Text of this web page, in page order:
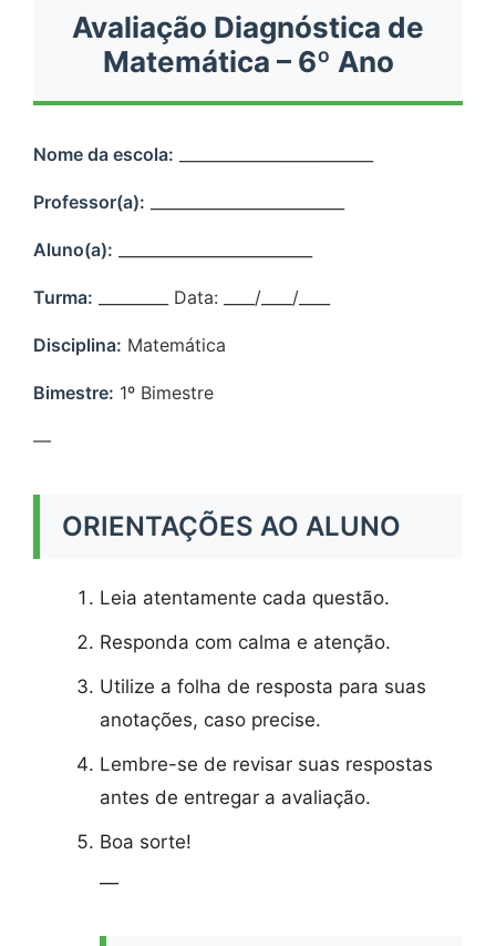
Avaliação Diagnóstica de
Matemática – 6º Ano
Nome da escola:
Professor(a):
Aluno(a):
Turma: _________ Data: ____/____/____
Disciplina: Matemática
Bimestre: 1º Bimestre
—
ORIENTAÇÕES AO ALUNO
Leia atentamente cada questão.
Responda com calma e atenção.
Utilize a folha de resposta para suas
anotações, caso precise.
Lembre-se de revisar suas respostas
antes de entregar a avaliação.
Boa sorte!
—